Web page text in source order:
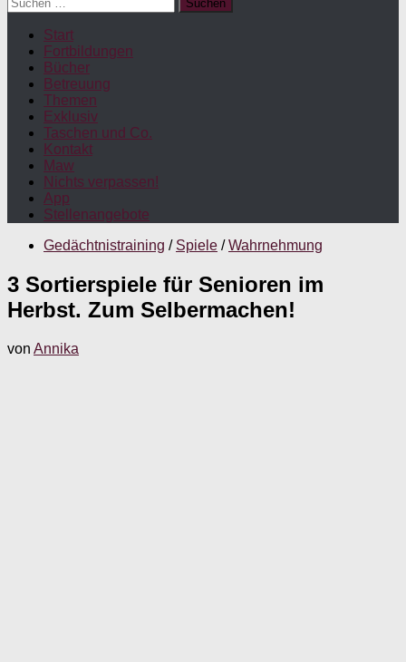
nach:
Start
Fortbildungen
Bücher
Betreuung
Themen
Exklusiv
Taschen und Co.
Kontakt
Maw
Nichts verpassen!
App
Stellenangebote
Gedächtnistraining / Spiele / Wahrnehmung
3 Sortierspiele für Senioren im
Herbst. Zum Selbermachen!
von Annika